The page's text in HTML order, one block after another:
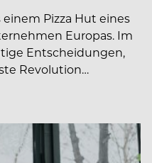
Pizza Hut eines
Europas. Im
Entscheidungen,
Revolution…